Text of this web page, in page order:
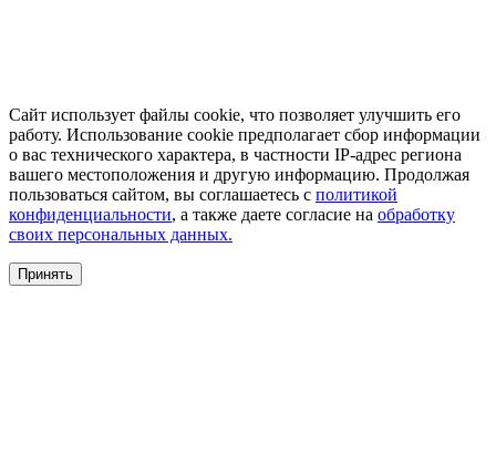
Сайт использует файлы cookie, что позволяет улучшить его
работу. Использование cookie предполагает сбор информации
о вас технического характера, в частности IP-адрес региона
вашего местоположения и другую информацию. Продолжая
пользоваться сайтом, вы соглашаетесь с политикой
конфиденциальности, а также даете согласие на обработку
своих персональных данных.
Принять